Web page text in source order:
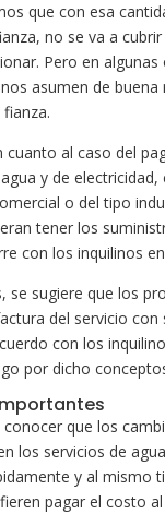
que con esa
no se va a
Pero en algunas
asumen de buena
cuanto al caso del
y de electricidad,
o del tipo
tener los
con los inquilinos
se sugiere que los
del servicio con
con los
por dicho
que los
los servicios de
y al mismo
pagar el costo